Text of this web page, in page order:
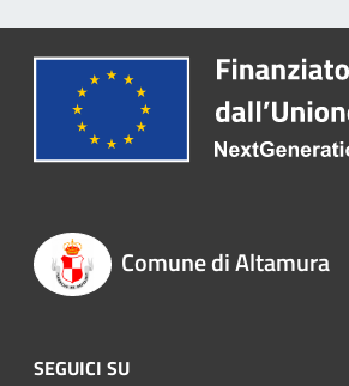
Comune di Altamura
SEGUICI SU